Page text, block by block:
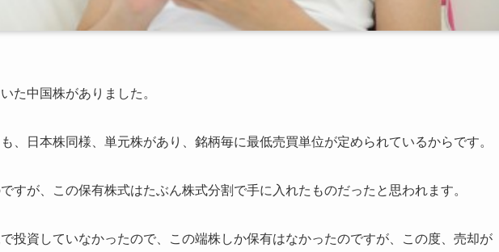
た中国株がありました。
、日本株同様、単元株があり、銘柄毎に最低売買単位が定められているからです。
すが、この保有株式はたぶん株式分割で手に入れたものだったと思われます。
投資していなかったので、この端株しか保有はなかったのですが、この度、売却が